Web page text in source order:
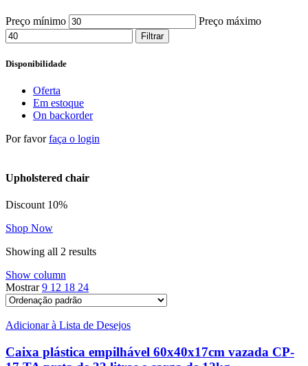
Preço mínimo Preço máximo
Filtrar
Disponibilidade
Oferta
Em estoque
On backorder
Por favorfaça o login
Upholstered chair
Discount 10%
Shop Now
Showing all 2 results
Show column
Mostrar9 12 18 24
Adicionar à Lista de Desejos
Caixa plástica empilhável 60x40x17cm vazada CP-